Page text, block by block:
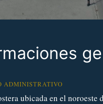
ADMINISTRATIVO
ubicada en el noroeste